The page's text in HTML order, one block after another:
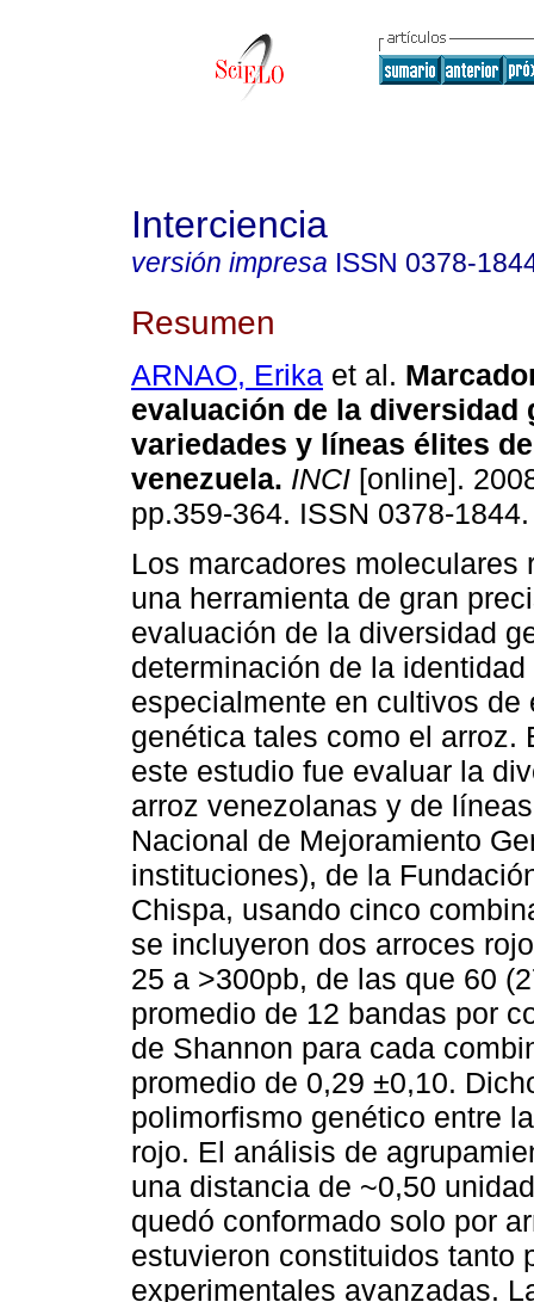
Interciencia
versión impresa ISSN 0378-
Resumen
ARNAO, Erika et al.
evaluación de la diversidad
variedades y líneas élites
venezuela. INCI [online].
pp.359-364. ISSN 0378-1844.
Los marcadores moleculares
una herramienta de gran
evaluación de la diversidad
determinación de la
especialmente en cultivos de
genética tales como el arroz.
este estudio fue evaluar la
arroz venezolanas y de
Nacional de Mejoramiento
instituciones), de la
Chispa, usando cinco
se incluyeron dos arroces
25 a >300pb, de las que 60
promedio de 12 bandas por
de Shannon para cada
promedio de 0,29 ±0,10.
polimorfismo genético entre
rojo. El análisis de
una distancia de ~0,50
quedó conformado solo por
estuvieron constituidos tanto
experimentales avanzadas.